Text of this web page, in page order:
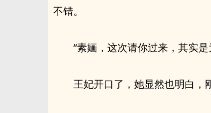
不错。
“素婳，这次请你过来，其实
王妃开口了，她显然也明白，